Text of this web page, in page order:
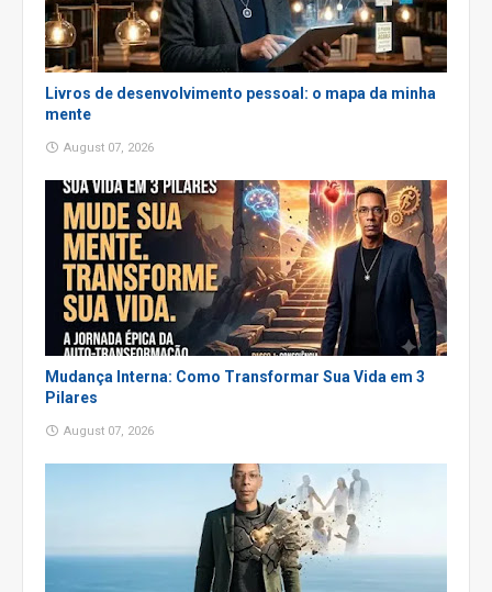
Livros de desenvolvimento pessoal: o mapa da minha
mente
August 07, 2026
Mudança Interna: Como Transformar Sua Vida em 3
Pilares
August 07, 2026